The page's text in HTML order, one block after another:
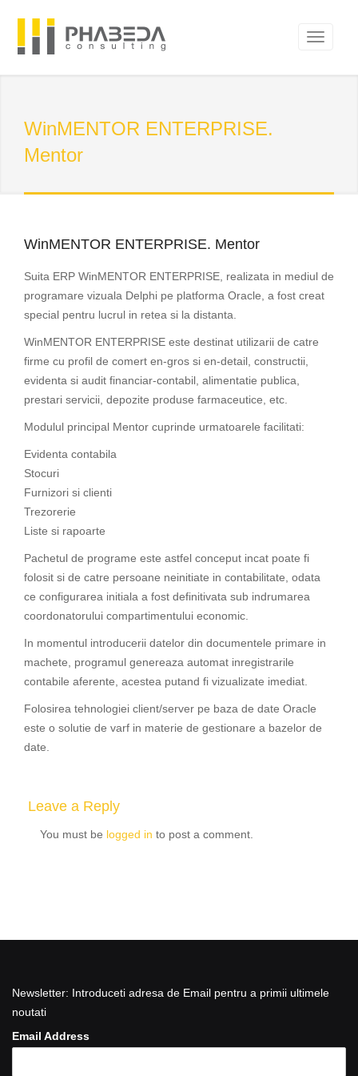
WinMENTOR ENTERPRISE.
Mentor
WinMENTOR ENTERPRISE. Mentor
Suita ERP WinMENTOR ENTERPRISE, realizata in mediul de
programare vizuala Delphi pe platforma Oracle, a fost creat
special pentru lucrul in retea si la distanta.
WinMENTOR ENTERPRISE este destinat utilizarii de catre
firme cu profil de comert en-gros si en-detail, constructii,
evidenta si audit financiar-contabil, alimentatie publica,
prestari servicii, depozite produse farmaceutice, etc.
Modulul principal Mentor cuprinde urmatoarele facilitati:
Evidenta contabila
Stocuri
Furnizori si clienti
Trezorerie
Liste si rapoarte
Pachetul de programe este astfel conceput incat poate fi
folosit si de catre persoane neinitiate in contabilitate, odata
ce configurarea initiala a fost definitivata sub indrumarea
coordonatorului compartimentului economic.
In momentul introducerii datelor din documentele primare in
machete, programul genereaza automat inregistrarile
contabile aferente, acestea putand fi vizualizate imediat.
Folosirea tehnologiei client/server pe baza de date Oracle
este o solutie de varf in materie de gestionare a bazelor de
date.
Leave a Reply
You must be logged in to post a comment.
Newsletter: Introduceti adresa de Email pentru a primii ultimele
noutati
Email Address